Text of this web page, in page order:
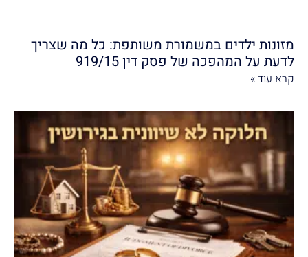
מזונות ילדים במשמורת משותפת: כל מה שצריך
לדעת על המהפכה של פסק דין 919/15
קרא עוד »